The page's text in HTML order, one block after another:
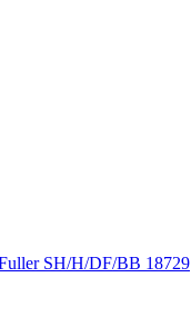
SH/H/DF/BB 18729